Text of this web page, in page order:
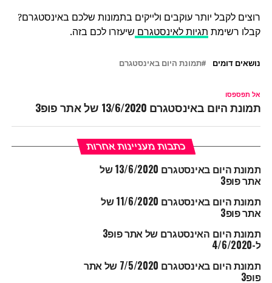
רוצים לקבל יותר עוקבים ולייקים בתמונות שלכם באינסטגרם?
קבלו רשימת תגיות לאינסטגרם שיעזרו לכם בזה.
נושאים דומים תמונת היום באינסטגרם
אל תפספסו
תמונת היום באינסטגרם 13/6/2020 של אתר פופ3
כתבות מעניינות אחרות
תמונת היום באינסטגרם 13/6/2020 של
אתר פופ3
תמונת היום באינסטגרם 11/6/2020 של
אתר פופ3
תמונת היום האינסטגרם של אתר פופ3
ל-4/6/2020
תמונת היום באינסטגרם 7/5/2020 של אתר
פופ3